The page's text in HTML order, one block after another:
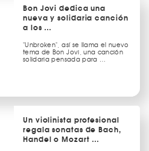
Bon Jovi dedica una
nueva y solidaria canción
a los …
"Unbroken", así se llama el nuevo
tema de Bon Jovi, una canción
solidaria pensada para …
Un violinista profesional
regala sonatas de Bach,
Handel o Mozart …